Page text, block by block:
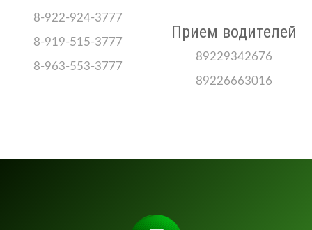
8-922-924-3777
8-919-515-3777
8-963-553-3777
Прием водителей
89229342676
89226663016